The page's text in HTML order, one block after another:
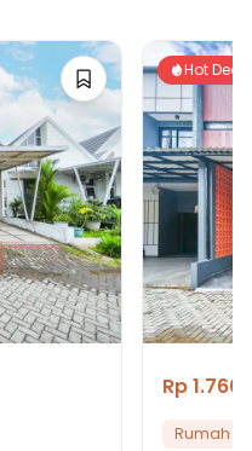
Hot Deals
Rp
Rumah